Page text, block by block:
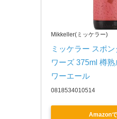
Mikkeller(ミッケラー)
ミッケラー スポ
ワーズ 375ml 樽
ワーエール
0818534010514
Amazon